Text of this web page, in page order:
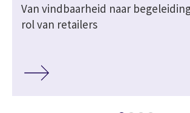
Van vindbaarheid naar
rol van retailers